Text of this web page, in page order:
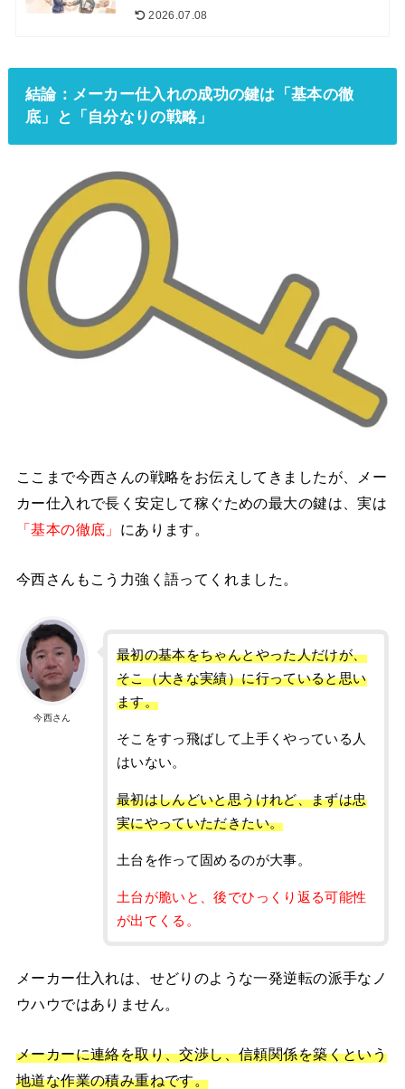
2026.07.08
結論：メーカー仕入れの成功の鍵は「基本の徹
底」と「自分なりの戦略」
ここまで今西さんの戦略をお伝えしてきましたが、メー
カー仕入れで長く安定して稼ぐための最大の鍵は、実は
「基本の徹底」 にあります。
今西さんもこう力強く語ってくれました。
今西さん
最初の基本をちゃんとやった人だけが、
そこ（大きな実績）に行っていると思い
ます。
そこをすっ飛ばして上手くやっている人
はいない。
最初はしんどいと思うけれど、まずは忠
実にやっていただきたい。
土台を作って固めるのが大事。
土台が脆いと、後でひっくり返る可能性
が出てくる。
メーカー仕入れは、せどりのような一発逆転の派手なノ
ウハウではありません。
メーカーに連絡を取り、交渉し、信頼関係を築くという
地道な作業の積み重ねです。